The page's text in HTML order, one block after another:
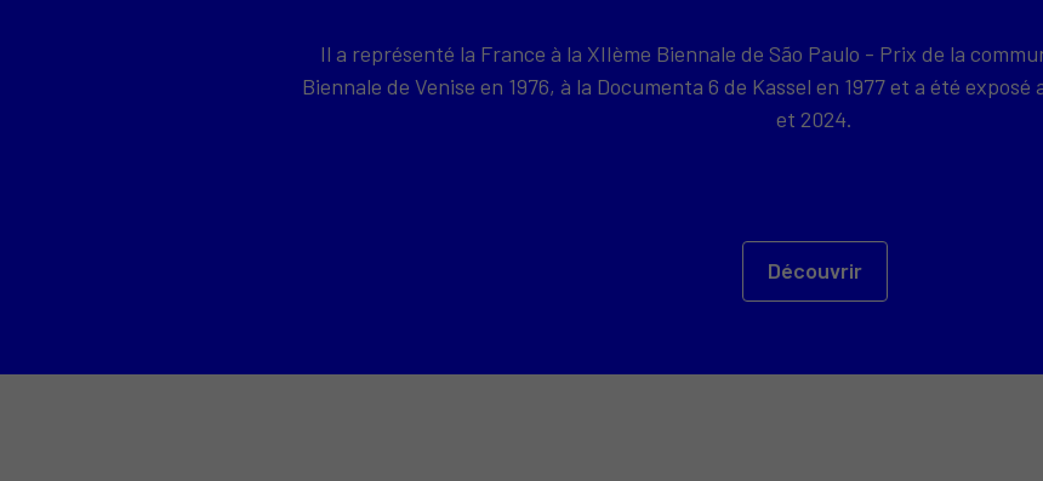
Il a représenté la France à la XIIème Biennale de São Paulo - Prix de la
Biennale de Venise en 1976, à la Documenta 6 de Kassel en 1977 et a été exposé
et 2024.
Découvrir